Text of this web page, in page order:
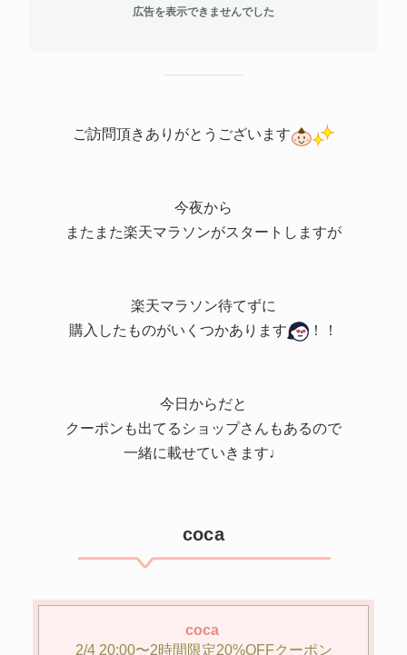
広告を表示できませんでした
ご訪問頂きありがとうございます
今夜から
またまた楽天マラソンがスタートしますが
楽天マラソン待てずに
購入したものがいくつかあります
！！
今日からだと
クーポンも出てるショップさんもあるので
一緒に載せていきます♩
coca
coca
2/4 20:00〜2時間限定20%OFFクーポン